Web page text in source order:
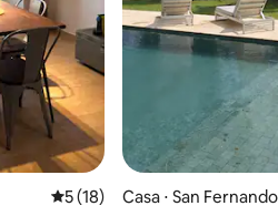
5 de uma avaliação média de
5 (18)
Casa ⋅ San Fernando